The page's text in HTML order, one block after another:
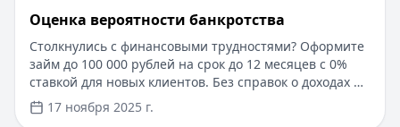
Оценка вероятности банкротства
Столкнулись с финансовыми трудностями? Оформите
займ до 100 000 рублей на срок до 12 месяцев с 0%
ставкой для новых клиентов. Без справок о доходах и
документов — решение за 5 минут. Получите деньги
быстро и прозрачно через проверенные сервисы.
17 ноября 2025 г.